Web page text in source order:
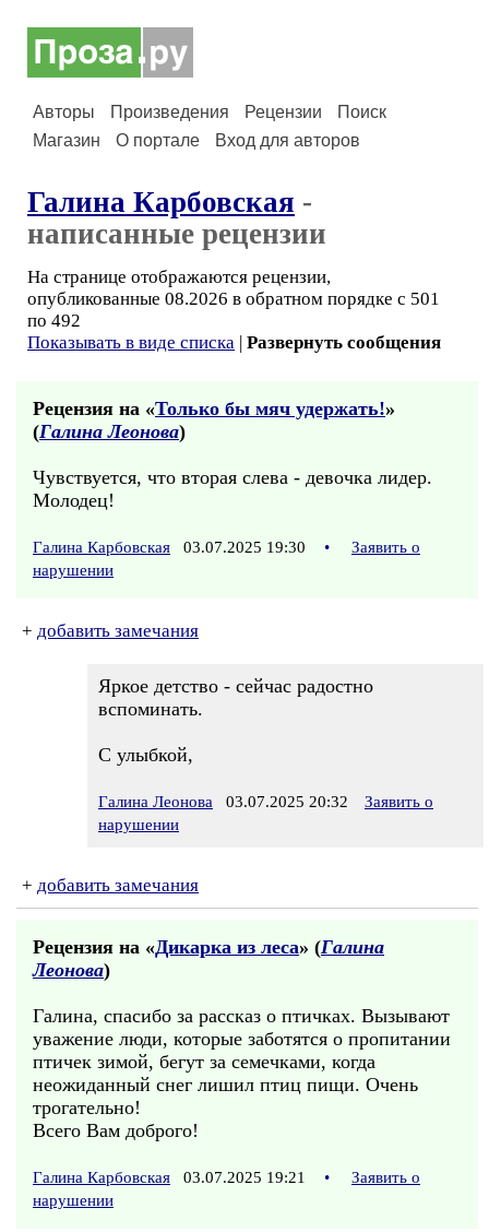
Авторы Произведения Рецензии
Поиск
Магазин
О портале Вход для авторов
Галина Карбовская -
написанные рецензии
На странице отображаются рецензии,
опубликованные 08.2026 в обратном порядке с 501
по 492
Показывать в виде списка | Развернуть сообщения
Рецензия на «Только бы мяч удержать!»
(Галина Леонова)
Чувствуется, что вторая слева - девочка лидер.
Молодец!
Галина Карбовская 03.07.2025 19:30 •
Заявить о
нарушении
+ добавить замечания
Яркое детство - сейчас радостно
вспоминать.
С улыбкой,
Галина Леонова 03.07.2025 20:32
Заявить о
нарушении
+ добавить замечания
Рецензия на «Дикарка из леса» (Галина
Леонова)
Галина, спасибо за рассказ о птичках. Вызывают
уважение люди, которые заботятся о пропитании
птичек зимой, бегут за семечками, когда
неожиданный снег лишил птиц пищи. Очень
трогательно!
Всего Вам доброго!
Галина Карбовская 03.07.2025 19:21 •
Заявить о
нарушении